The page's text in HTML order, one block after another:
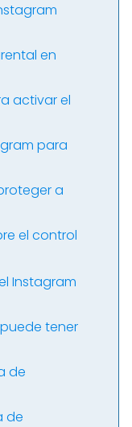
en
activar el
para
a
el control
Instagram
tener
de
de